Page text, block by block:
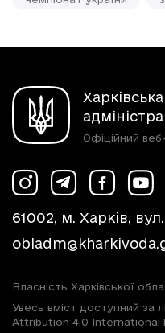
Офіційний
61002, м. Харків,
Власність Харківської
Увесь вміст доступний за
Attribution 4.0 International